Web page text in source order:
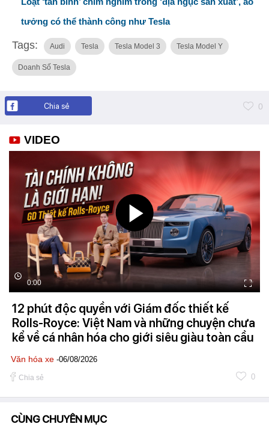
tưởng có thể thành công như Tesla
Tags: Audi Tesla Tesla Model 3 Tesla Model Y
Doanh Số Tesla
Chia sẻ 0
VIDEO
0:00
12 phút độc quyền với Giám đốc thiết kế
Rolls-Royce: Việt Nam và những chuyện chưa
kể về cá nhân hóa cho giới siêu giàu toàn cầu
Văn hóa xe -06/08/2026
Chia sẻ 0
CÙNG CHUYÊN MỤC